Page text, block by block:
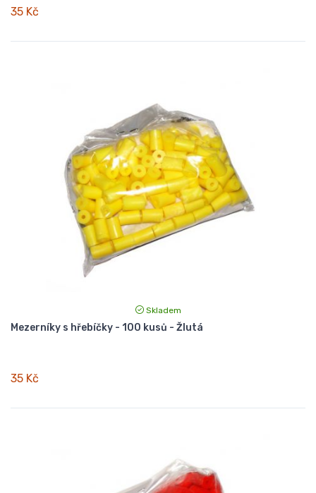
35 Kč
Skladem
Mezerníky s hřebíčky - 100 kusů - Žlutá
35 Kč